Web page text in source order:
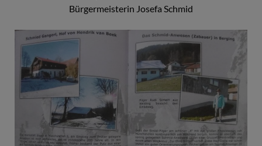
Bürgermeisterin Josefa Schmid